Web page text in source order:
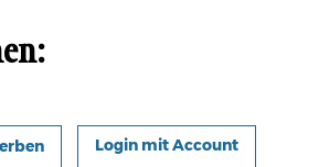
Login mit Account